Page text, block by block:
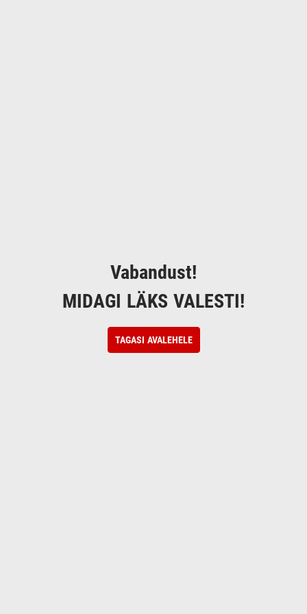
Vabandust!
MIDAGI LÄKS VALESTI!
TAGASI AVALEHELE